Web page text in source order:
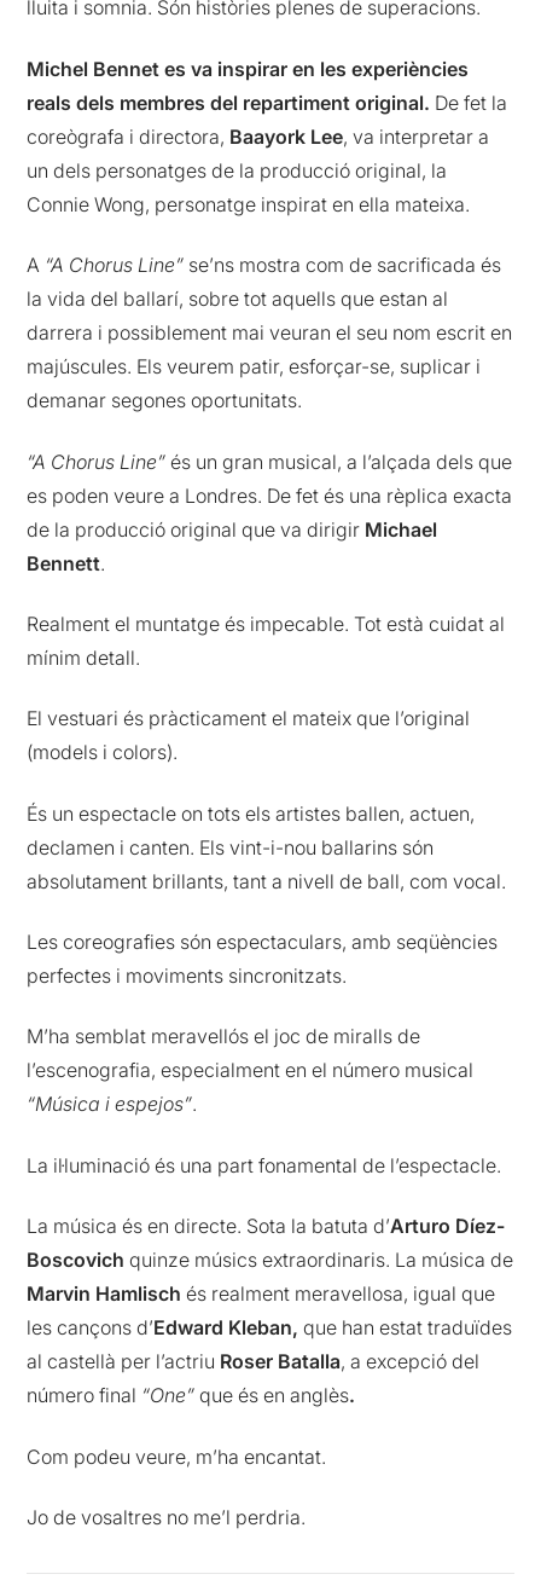
lluita i somnia. Són històries plenes de superacions.
Michel Bennet es va inspirar en les experiències
reals dels membres del repartiment original. De fet la
coreògrafa i directora, Baayork Lee, va interpretar a
un dels personatges de la producció original, la
Connie Wong, personatge inspirat en ella mateixa.
A “A Chorus Line” se’ns mostra com de sacrificada és
la vida del ballarí, sobre tot aquells que estan al
darrera i possiblement mai veuran el seu nom escrit en
majúscules. Els veurem patir, esforçar-se, suplicar i
demanar segones oportunitats.
“A Chorus Line” és un gran musical, a l’alçada dels que
es poden veure a Londres. De fet és una rèplica exacta
de la producció original que va dirigir Michael
Bennett.
Realment el muntatge és impecable. Tot està cuidat al
mínim detall.
El vestuari és pràcticament el mateix que l’original
(models i colors).
És un espectacle on tots els artistes ballen, actuen,
declamen i canten. Els vint-i-nou ballarins són
absolutament brillants, tant a nivell de ball, com vocal.
Les coreografies són espectaculars, amb seqüències
perfectes i moviments sincronitzats.
M’ha semblat meravellós el joc de miralls de
l’escenografia, especialment en el número musical
“Música i espejos”.
La il·luminació és una part fonamental de l’espectacle.
La música és en directe. Sota la batuta d’Arturo Díez-
Boscovichquinze músics extraordinaris. La música de
Marvin Hamlisch és realment meravellosa, igual que
les cançons d’Edward Kleban,que han estat traduïdes
al castellà per l’actriu Roser Batalla, a excepció del
número final “One” que és en anglès.
Com podeu veure, m’ha encantat.
Jo de vosaltres no me’l perdria.